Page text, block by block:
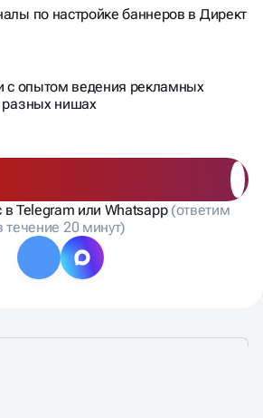
по настройке баннеров в Директ
с опытом ведения рекламных
нишах
в Telegram или Whatsapp (ответим
течение 20 минут)